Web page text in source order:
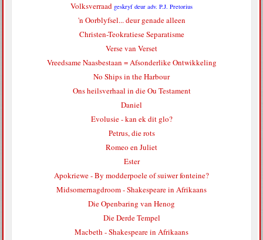
Volksverraad geskryf deur adv. P.J. Pretorius
'n Oorblyfsel... deur genade alleen
Christen-Teokratiese Separatisme
Verse van Verset
Vreedsame Naasbestaan = Afsonderlike Ontwikkeling
No Ships in the Harbour
Ons heilsverhaal in die Ou Testament
Daniel
Evolusie - kan ek dit glo?
Petrus, die rots
Romeo en Juliet
Ester
Apokriewe - By modderpoele of suiwer fonteine?
Midsomernagdroom - Shakespeare in Afrikaans
Die Openbaring van Henog
Die Derde Tempel
Macbeth - Shakespeare in Afrikaans